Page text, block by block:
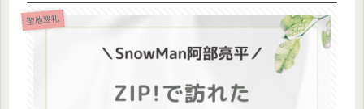
聖地巡礼